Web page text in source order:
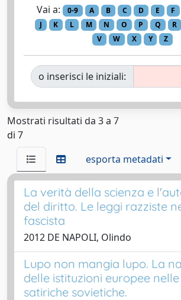
Vai a: 0-9 A B C D E F
J
K L M N O P Q R
V
W X Y Z
o inserisci le iniziali:
Mostrati risultati da 3 a 7
di 7
esporta metadati
La verità della scienza e
del diritto. Le leggi razziste
fascista
2012 DE NAPOLI, Olindo
Lupo non mangia lupo. La
delle istituzioni europee
satiriche sovietiche.